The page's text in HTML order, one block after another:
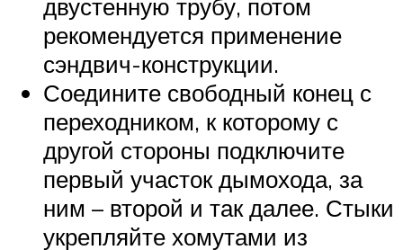
двустенную трубу, потом
рекомендуется применение
сэндвич-конструкции.
Соедините свободный конец с
переходником, к которому с
другой стороны подключите
первый участок дымохода, за
ним – второй и так далее. Стыки
укрепляйте хомутами из